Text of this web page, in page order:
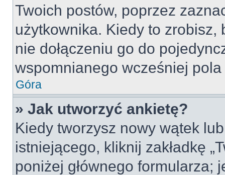
Twoich postów, poprzez
użytkownika. Kiedy to zrobisz,
nie dołączeniu go do
wspomnianego wcześniej
Góra
» Jak utworzyć ankietę?
Kiedy tworzysz nowy wątek
istniejącego, kliknij zakładkę
poniżej głównego formularza;